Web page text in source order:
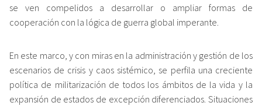
se ven compelidos a desarrollar o ampliar formas de
cooperación con la lógica de guerra global imperante.
En este marco, y con miras en la administración y gestión de los
escenarios de crisis y caos sistémico, se perfila una creciente
política de militarización de todos los ámbitos de la vida y la
expansión de estados de excepción diferenciados. Situaciones